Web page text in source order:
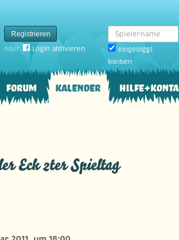
Registrieren
oder
Login aktivieren
Spielername
eingeloggt
bleiben
Forum Kalender
Eck 2ter Spieltag